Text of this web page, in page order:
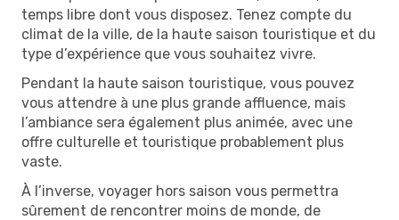
temps libre dont vous disposez. Tenez compte du
climat de la ville, de la haute saison touristique et du
type d’expérience que vous souhaitez vivre.
Pendant la haute saison touristique, vous pouvez
vous attendre à une plus grande affluence, mais
l’ambiance sera également plus animée, avec une
offre culturelle et touristique probablement plus
vaste.
À l’inverse, voyager hors saison vous permettra
sûrement de rencontrer moins de monde, de